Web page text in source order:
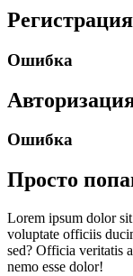
Регистрация
Ошибка
Ошибка
Просто
Lorem ipsum dolor sit
voluptate officiis
sed? Officia veritatis
nemo esse dolor!